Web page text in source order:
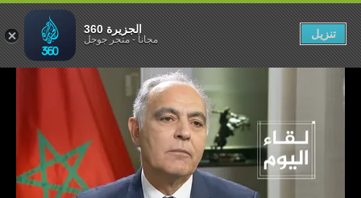
والليبية
الجزيرة 360
مجاناً-متجر جوجل تنزيل